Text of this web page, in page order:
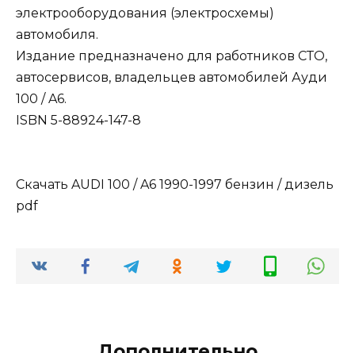
электрооборудования (электросхемы)
автомобиля.
Издание предназначено для работников СТО,
автосервисов, владельцев автомобилей Ауди
100 / A6.
ISBN 5-88924-147-8
Скачать AUDI 100 / A6 1990-1997 бензин / дизель
pdf